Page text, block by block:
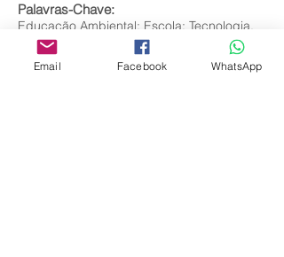
Palavras-Chave:
Educação Ambiental; Escola; Tecnologia.
Email Facebook WhatsApp